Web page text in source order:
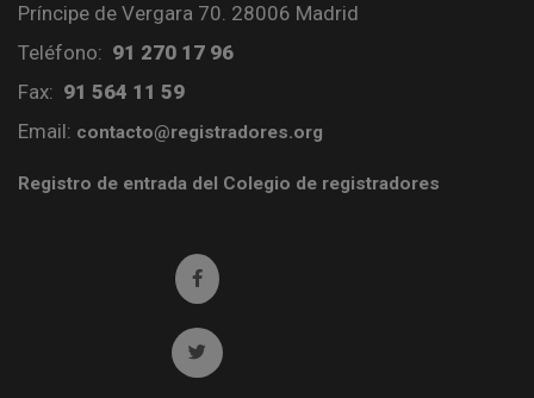
Príncipe de Vergara 70. 28006 Madrid
Teléfono: 91 270 17 96
Fax: 91 564 11 59
Email: contacto@registradores.org
Registro de entrada del Colegio de registradores
Ir a facebook (abre en ventana nueva)
Ir a twitter (abre en ventana nueva)